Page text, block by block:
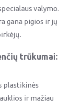
valymo.
gana pigios ir jų
trūkumai:
plastikinės
ir mažiau